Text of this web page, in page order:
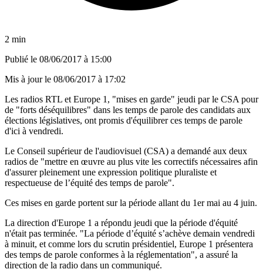
2 min
Publié le 08/06/2017 à 15:00
Mis à jour le 08/06/2017 à 17:02
Les radios RTL et Europe 1, "mises en garde" jeudi par le CSA pour
de "forts déséquilibres" dans les temps de parole des candidats aux
élections législatives, ont promis d'équilibrer ces temps de parole
d'ici à vendredi.
Le Conseil supérieur de l'audiovisuel (CSA) a demandé aux deux
radios de "mettre en œuvre au plus vite les correctifs nécessaires afin
d'assurer pleinement une expression politique pluraliste et
respectueuse de l’équité des temps de parole".
Ces mises en garde portent sur la période allant du 1er mai au 4 juin.
La direction d'Europe 1 a répondu jeudi que la période d'équité
n'était pas terminée. "La période d’équité s’achève demain vendredi
à minuit, et comme lors du scrutin présidentiel, Europe 1 présentera
des temps de parole conformes à la réglementation", a assuré la
direction de la radio dans un communiqué.